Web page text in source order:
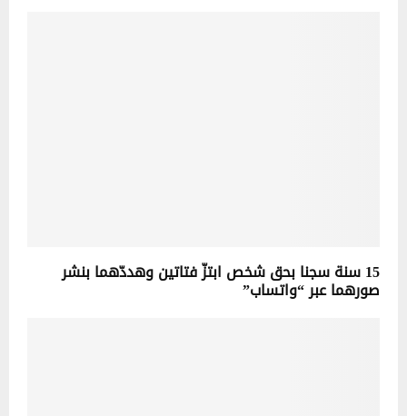
15 سنة سجنا بحق شخص ابتزّ فتاتين وهددّهما بنشر
صورهما عبر “واتساب”